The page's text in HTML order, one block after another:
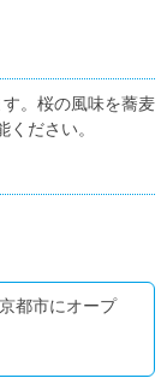
。桜の風味を蕎麦
ださい。
都市にオープ